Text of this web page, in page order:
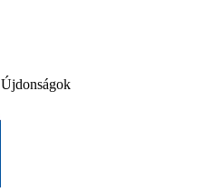
Újdonságok